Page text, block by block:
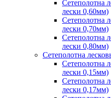
Сетеполотна
лески 0,60мм)
Сетеполотна
лески 0,70мм)
Сетеполотна
лески 0,80мм)
Сетеполотна
Сетеполотна
лески 0,15мм)
Сетеполотна
лески 0,17мм)